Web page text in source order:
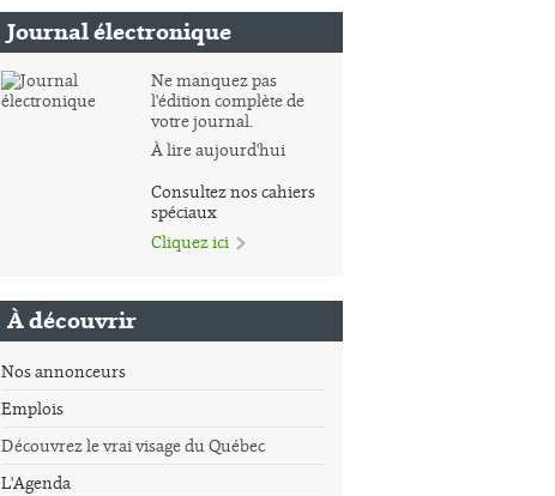
Journal électronique
Ne manquez pas
l'édition complète de
votre journal.
À lire aujourd'hui
Consultez nos cahiers
spéciaux
Cliquez ici
À découvrir
Nos annonceurs
Emplois
Découvrez le vrai visage du Québec
L'Agenda